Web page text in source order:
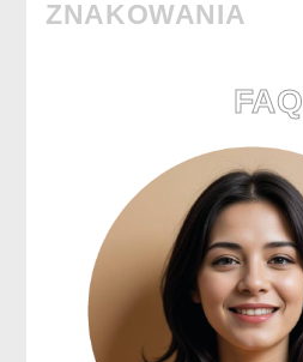
ZNAKOWANIA
FAQ